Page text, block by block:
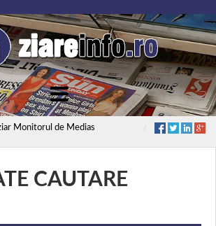
Monitorul de Medias
CAUTARE